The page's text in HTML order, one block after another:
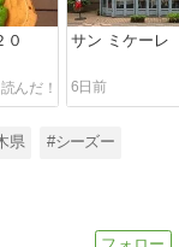
０ サン ミケーレ
6日前
県 #シーズー